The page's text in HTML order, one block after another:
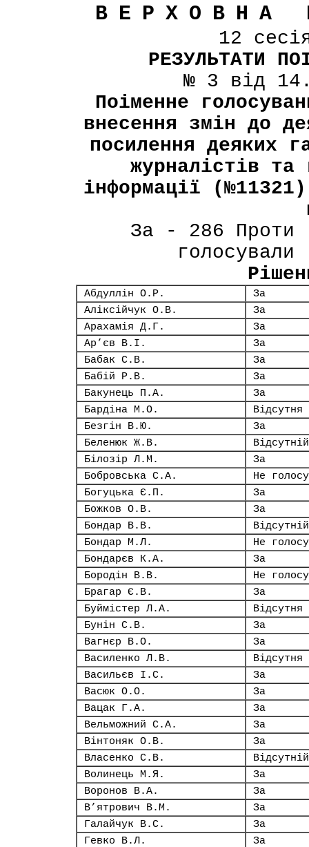
ВЕРХОВНА
12
РЕЗУЛЬТАТИ
№ 3 від
Поіменне
внесення змін до
посилення деяких
журналістів та
інформації
За - 286 Проти
Абдуллін О.Р.
За
Аліксійчук О.В.
За
Арахамія Д.Г.
За
Ар’єв В.І.
За
Бабак С.В.
За
Бабій Р.В.
За
Бакунець П.А.
За
Бардіна М.О.
Відсутня
Безгін В.Ю.
За
Беленюк Ж.В.
Відсутній
Білозір Л.М.
За
Бобровська С.А.
Не
Богуцька Є.П.
За
Божков О.В.
За
Бондар В.В.
Відсутній
Бондар М.Л.
Не
Бондарєв К.А.
За
Бородін В.В.
Не
Брагар Є.В.
За
Буймістер Л.А.
Відсутня
Бунін С.В.
За
Вагнєр В.О.
За
Василенко Л.В.
Відсутня
Васильєв І.С.
За
Васюк О.О.
За
Вацак Г.А.
За
Вельможний С.А.
За
Вінтоняк О.В.
За
Власенко С.В.
Відсутній
Волинець М.Я.
За
Воронов В.А.
За
В’ятрович В.М.
За
Галайчук В.С.
За
Гевко В.Л.
За